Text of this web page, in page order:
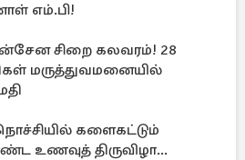
எம்.பி!
சிறை கலவரம்! 28
மருத்துவமனையில்
களைகட்டும்
உணவுத் திருவிழா...